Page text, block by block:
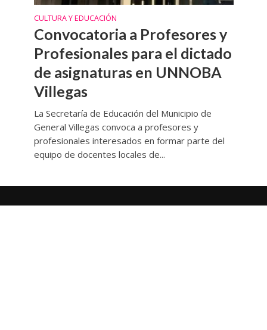
CULTURA Y EDUCACIÓN
Convocatoria a Profesores y
Profesionales para el dictado
de asignaturas en UNNOBA
Villegas
La Secretaría de Educación del Municipio de
General Villegas convoca a profesores y
profesionales interesados en formar parte del
equipo de docentes locales de...